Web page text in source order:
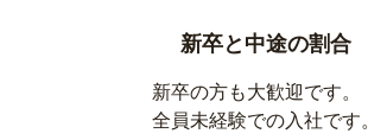
新卒と中途の割合
新卒の方も大歓迎です。
全員未経験での入社です。